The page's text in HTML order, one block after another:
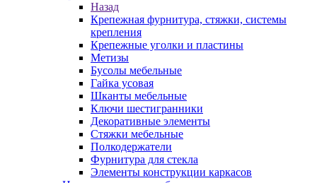
Назад
Крепежная фурнитура, стяжки, системы
крепления
Крепежные уголки и пластины
Метизы
Бусолы мебельные
Гайка усовая
Шканты мебельные
Ключи шестигранники
Декоративные элементы
Стяжки мебельные
Полкодержатели
Фурнитура для стекла
Элементы конструкции каркасов